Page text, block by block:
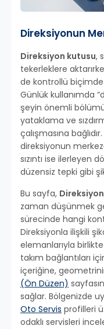
Direksiyonun
Direksiyon kutusu,
tekerleklere
de kontrollü
Günlük kullanımda
şeyin önemli
yataklama ve
çalışmasına
direksiyonun
sızıntı ise ilerleyen
düzensiz tepki gibi
Bu sayfa,
zaman düşünmek
sürecinde hangi
Direksiyonla ilişkili
elemanlarıyla
takım bağlantıları
içeriğine,
(Ön Düzen)
sağlar. Bölgenizde
Oto Servis profilleri
odaklı servisleri